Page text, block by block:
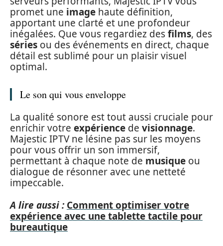
promet une image haute définition,
apportant une clarté et une profondeur
inégalées. Que vous regardiez desfilms, des
séries ou des événements en direct, chaque
détail est sublimé pour un plaisir visuel
optimal.
Le son qui vous enveloppe
La qualité sonore est tout aussi cruciale pour
enrichir votre expérience de visionnage.
Majestic IPTV ne lésine pas sur les moyens
pour vous offrir un son immersif,
permettant à chaque note de musique ou
dialogue de résonner avec une netteté
impeccable.
A lire aussi : Comment optimiser votre
expérience avec une tablette tactile pour
bureautique